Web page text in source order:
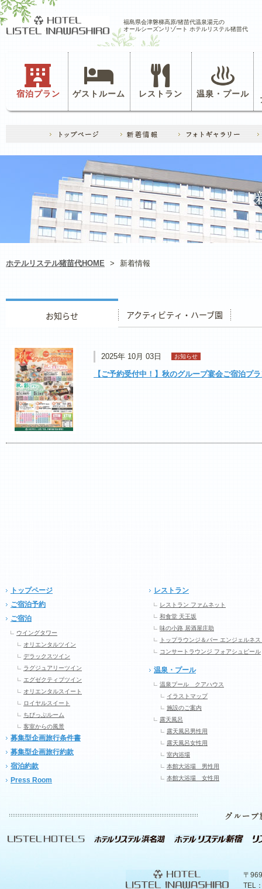
福島県会津磐梯高原/猪苗代温泉湯元の
オールシーズンリゾート ホテルリステル猪苗代
宿泊プラン ゲストルーム レストラン 温泉・プール
ホテルリステル猪苗代HOME > 新着情報
2025年 10月 03日 お知らせ
【ご予約受付中！】秋のグループ宴会ご宿泊プ
トップページ
ご宿泊予約
ご宿泊
ウイングタワー
オリエンタルツイン
デラックスツイン
ラグジュアリーツイン
エグゼクティブツイン
オリエンタルスイート
ロイヤルスイート
ちびっぷルーム
客室からの風景
募集型企画旅行条件書
募集型企画旅行約款
宿泊約款
Press Room
レストラン
レストラン ファムネット
和食堂 天王坂
味の小路 居酒屋庄助
トップラウンジ＆バー エンジェルネス
コンサートラウンジ フォアシュピール
温泉・プール
温泉プール クアハウス
イラストマップ
施設のご案内
露天風呂
露天風呂男性用
露天風呂女性用
室内浴場
本館大浴場 男性用
本館大浴場 女性用
〒
TEL